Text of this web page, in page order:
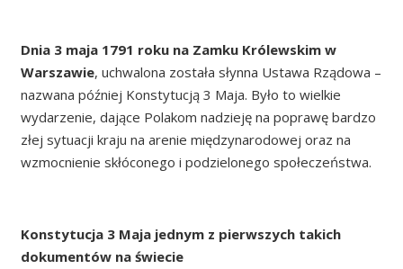
Dnia 3 maja 1791 roku na Zamku Królewskim w
Warszawie, uchwalona została słynna Ustawa Rządowa –
nazwana później Konstytucją 3 Maja. Było to wielkie
wydarzenie, dające Polakom nadzieję na poprawę bardzo
złej sytuacji kraju na arenie międzynarodowej oraz na
wzmocnienie skłóconego i podzielonego społeczeństwa.
Konstytucja 3 Maja jednym z pierwszych takich
dokumentów na świecie